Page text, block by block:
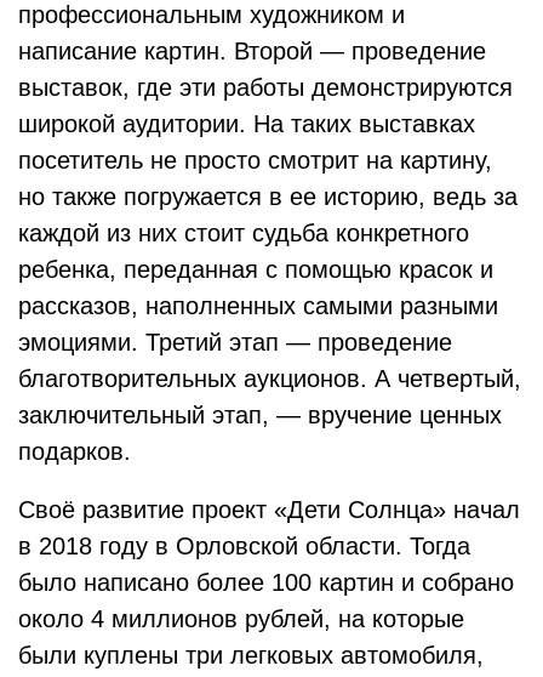
профессиональным художником и
написание картин. Второй — проведение
выставок, где эти работы демонстрируются
широкой аудитории. На таких выставках
посетитель не просто смотрит на картину,
но также погружается в ее историю, ведь за
каждой из них стоит судьба конкретного
ребенка, переданная с помощью красок и
рассказов, наполненных самыми разными
эмоциями. Третий этап — проведение
благотворительных аукционов. А четвертый,
заключительный этап, — вручение ценных
подарков.
Своё развитие проект «Дети Солнца» начал
в 2018 году в Орловской области. Тогда
было написано более 100 картин и собрано
около 4 миллионов рублей, на которые
были куплены три легковых автомобиля,